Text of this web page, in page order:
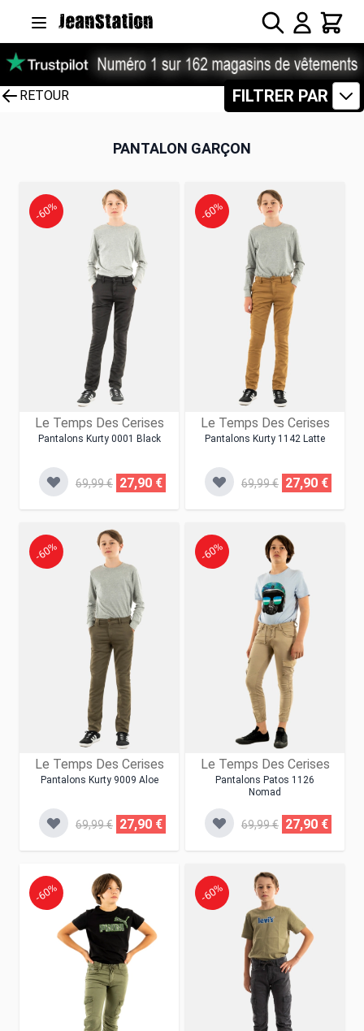
Rechercher
Panier
RETOUR
PANTALON GARÇON
FILTRER PAR
Le Temps Des Cerises
Pantalons Kurty 0001 Black
-60%
69,99 € 27,90 €
Le Temps Des Cerises
Pantalons Kurty 1142 Latte
-60%
69,99 € 27,90 €
Le Temps Des Cerises
Pantalons Kurty 9009 Aloe
-60%
69,99 € 27,90 €
Le Temps Des Cerises
Pantalons Patos 1126
Nomad
-60%
69,99 € 27,90 €
-60% -60%